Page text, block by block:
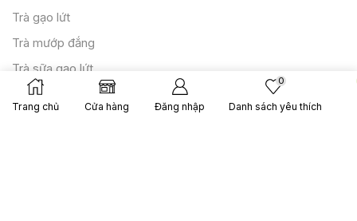
Trà gạo lứt
Trà mướp đắng
Trà sữa gạo lứt
Trà thực dưỡng
Trang chủ Cửa hàng Đăng nhập
0
Danh sách yêu thích